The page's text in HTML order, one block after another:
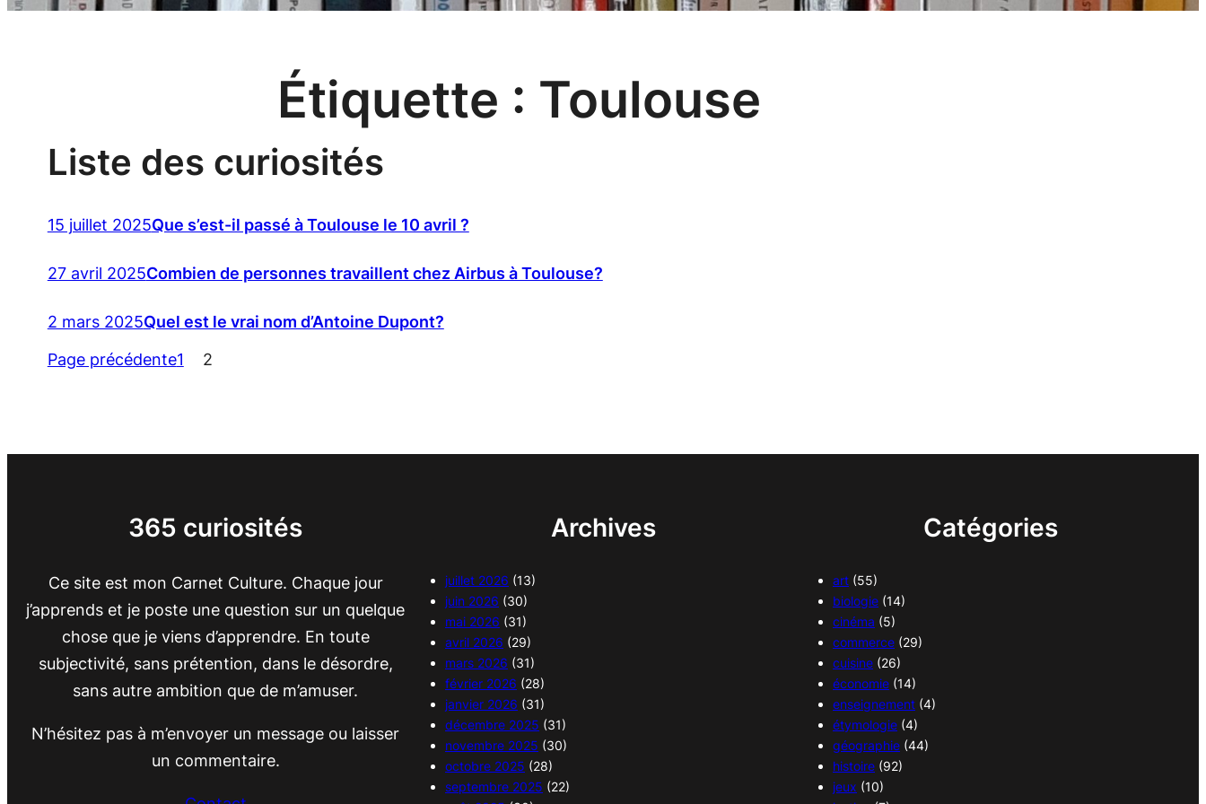
Étiquette : Toulouse
Liste des curiosités
15 juillet 2025Que s’est-il passé à Toulouse le 10 avril ?
27 avril 2025Combien de personnes travaillent chez Airbus à Toulouse?
2 mars 2025Quel est le vrai nom d’Antoine Dupont?
Page précédente1 2
365 curiosités
Ce site est mon Carnet Culture. Chaque jour
j’apprends et je poste une question sur un quelque
chose que je viens d’apprendre. En toute
subjectivité, sans prétention, dans le désordre,
sans autre ambition que de m’amuser.
N’hésitez pas à m’envoyer un message ou laisser
un commentaire.
Archives
juillet 2026 (13)
juin 2026 (30)
mai 2026 (31)
avril 2026 (29)
mars 2026 (31)
février 2026 (28)
janvier 2026 (31)
décembre 2025 (31)
novembre 2025 (30)
octobre 2025 (28)
septembre 2025 (22)
Catégories
art (55)
biologie (14)
cinéma (5)
commerce (29)
cuisine (26)
économie (14)
enseignement (4)
étymologie (4)
géographie (44)
histoire (92)
jeux (10)